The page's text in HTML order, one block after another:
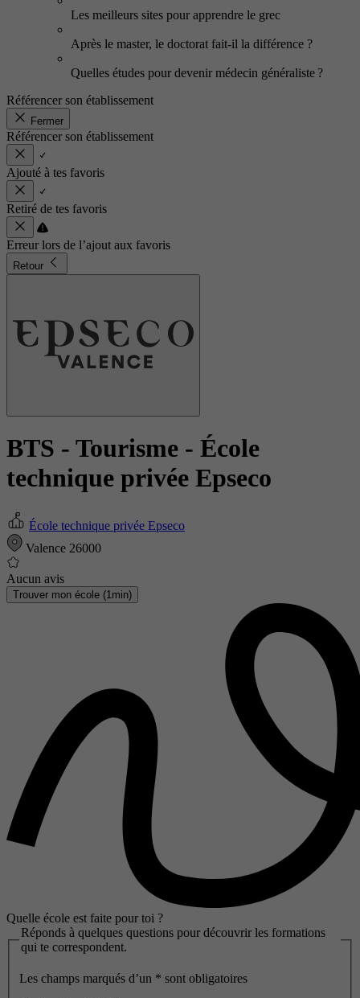
Les meilleurs sites pour apprendre le grec
Après le master, le doctorat fait-il la différence ?
Quelles études pour devenir médecin généraliste ?
Référencer son établissement
Fermer
Référencer son établissement
Ajouté à tes favoris
Retiré de tes favoris
Erreur lors de l’ajout aux favoris
Retour
BTS - Tourisme - École
technique privée Epseco
École technique privée Epseco
Valence 26000
Aucun avis
Trouver mon école (1min)
Quelle école est faite pour toi ?
Réponds à quelques questions pour découvrir les formations
qui te correspondent.
Les champs marqués d’un * sont obligatoires